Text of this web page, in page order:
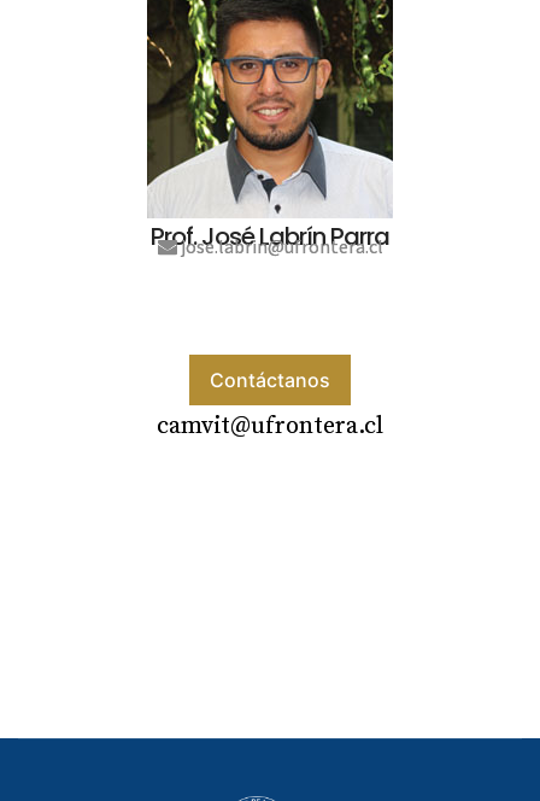
Prof. José Labrín Parra
jose.labrin@ufrontera.cl
Contáctanos
camvit@ufrontera.cl